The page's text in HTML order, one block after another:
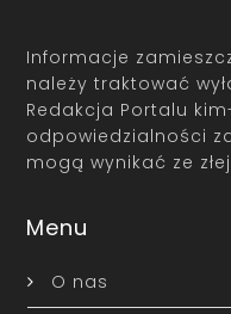
Informacje
należy traktować
Redakcja Portalu
odpowiedzialności
mogą wynikać ze
Menu
O nas